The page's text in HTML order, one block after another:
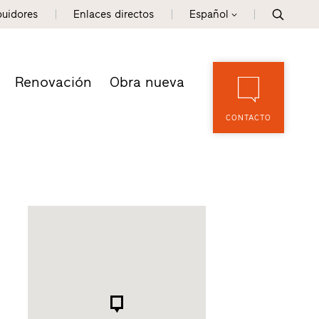
Enlaces directos Español
Renovación Obra nueva
CONTACTO